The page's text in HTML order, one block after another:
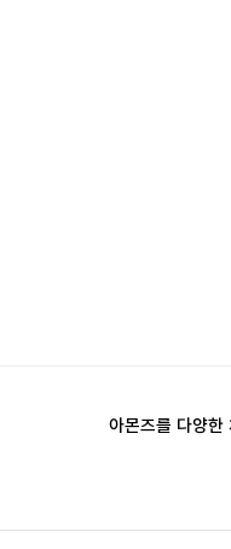
아몬즈를 다양한